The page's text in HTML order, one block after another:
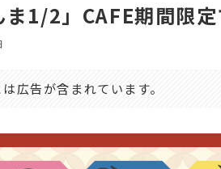
1/2」CAFE期間限
広告が含まれています。